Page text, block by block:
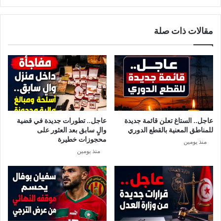
مقالات ذات صلة
عاجل.. الستاغ تعلن قائمة جديدة
للمناطق المعنية بالقطع الدوري
منذ يومين
عاجل.. تطورات جديدة في قضية
والٍ سابق بعد العثور على
محجوزات خطيرة
منذ يومين